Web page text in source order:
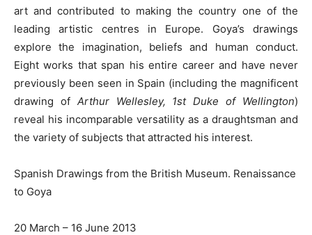
art and contributed to making the country one of the
leading artistic centres in Europe. Goya’s drawings
explore the imagination, beliefs and human conduct.
Eight works that span his entire career and have never
previously been seen in Spain (including the magnificent
drawing of Arthur Wellesley, 1st Duke of Wellington)
reveal his incomparable versatility as a draughtsman and
the variety of subjects that attracted his interest.
Spanish Drawings from the British Museum. Renaissance
to Goya
20 March – 16 June 2013